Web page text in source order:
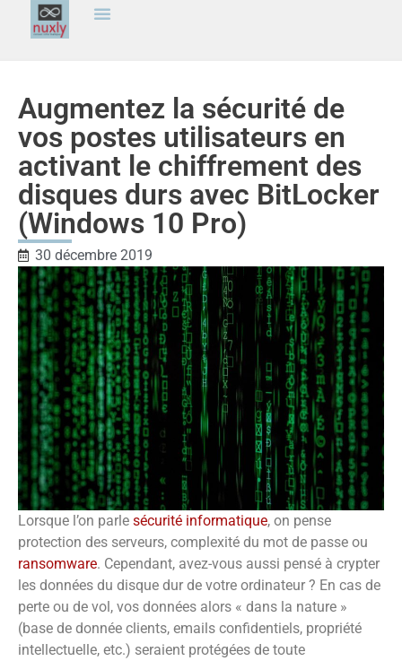
Augmentez la sécurité de
vos postes utilisateurs en
activant le chiffrement des
disques durs avec BitLocker
(Windows 10 Pro)
30 décembre 2019
Lorsque l’on parle sécurité informatique, on pense
protection des serveurs, complexité du mot de passe ou
ransomware. Cependant, avez-vous aussi pensé à crypter
les données du disque dur de votre ordinateur ? En cas de
perte ou de vol, vos données alors « dans la nature »
(base de donnée clients, emails confidentiels, propriété
intellectuelle, etc.) seraient protégées de toute